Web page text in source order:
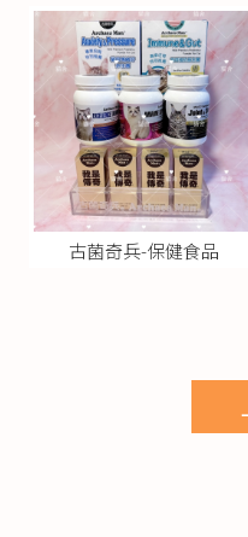
古菌奇兵-保健食品